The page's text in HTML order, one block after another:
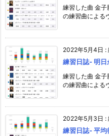
練習した曲 金
の練習曲による
2022年5月4日 :
練習日誌- 明日
練習した曲 金
の練習曲による
2022年5月3日 :
練習日誌- 平均